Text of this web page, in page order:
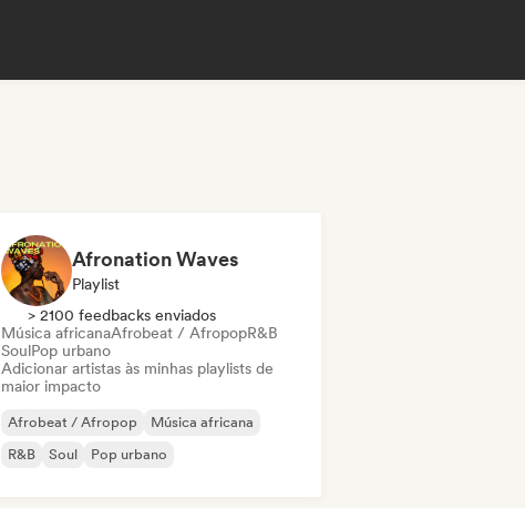
Afronation Waves
Playlist
> 2100 feedbacks enviados
Música africanaAfrobeat / AfropopR&B
SoulPop urbano
Adicionar artistas às minhas playlists de
maior impacto
Afrobeat / Afropop
Música africana
R&B
Soul Pop urbano